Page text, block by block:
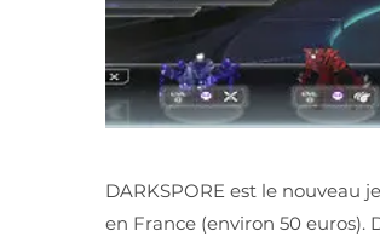
DARKSPORE est le nouveau
en France (environ 50 euros).